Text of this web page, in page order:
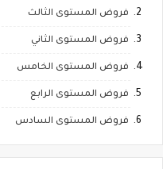
فروض المستوى الثالث
فروض المستوى الثاني
فروض المستوى الخامس
فروض المستوى الرابع
فروض المستوى السادس